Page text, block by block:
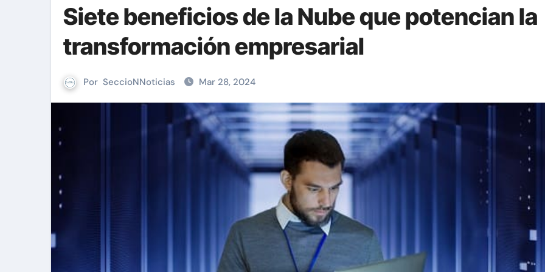
Siete beneficios de la Nube que potencian la
transformación empresarial
Por SeccioNNoticias Mar 28, 2024